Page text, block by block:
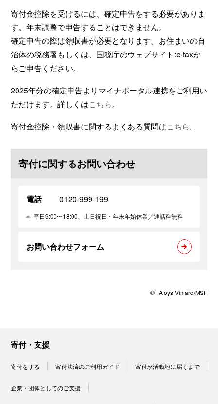
寄付金控除を受けるには、確定申告をする必要がありま
す。年末調整で申告することはできません。
確定申告の際は領収書が必要となります。お住まいの自
治体の税務署もしくは、国税庁のウェブサイト:e-taxか
らご申告ください。
2025年分の確定申告よりマイナポータル連携をご利用い
ただけます。詳しくはこちら。
寄付金控除・領収書に関するよくある質問はこちら。
寄付に関するお問い合わせ
電話 0120-999-199
※ 平日9:00〜18:00、土日祝日・年末年始休業／通話料無料
お問い合わせフォーム
© Aloys Vimard/MSF
寄付・支援
寄付をする 寄付決済のご利用ガイド 寄付が活動地に届くまで
企業・団体としてのご支援